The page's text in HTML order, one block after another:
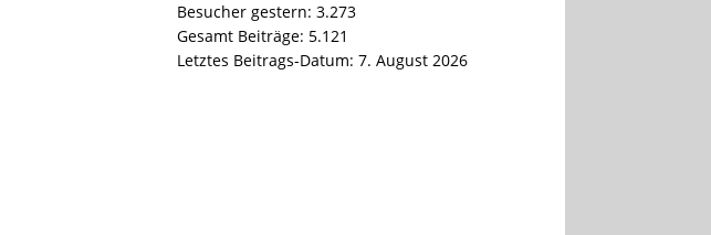
Besucher gestern: 3.273
Gesamt Beiträge: 5.121
Letztes Beitrags-Datum: 7. August 2026